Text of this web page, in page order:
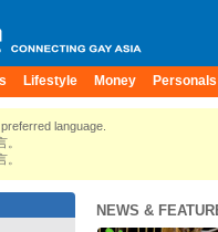
Lifestyle Money Personals
language.
NEWS &